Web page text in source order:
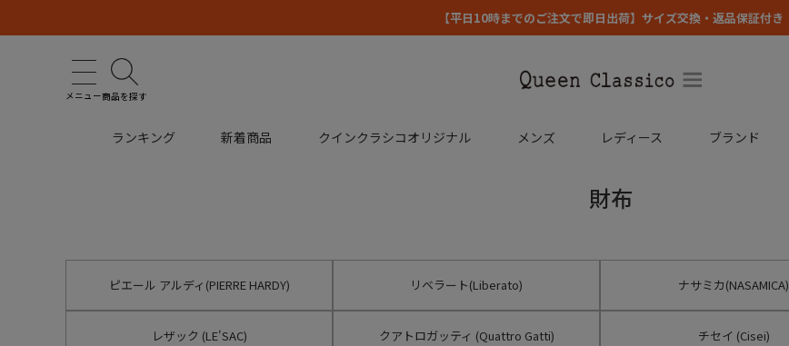
【平日10時までのご注文で即日出荷】サイズ交換・返品保証付き
メニュー商品を探す
ランキング 新着商品 クインクラシコオリジナル メンズ レディース ブランド
財布
ピエール アルディ(PIERRE HARDY) リベラート(Liberato) ナサミカ(NASAMICA)
レザック (LE'SAC) クアトロガッティ (Quattro Gatti) チセイ (Cisei)